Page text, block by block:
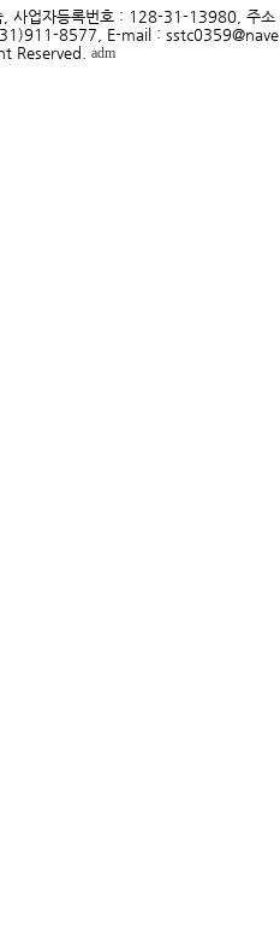
, 사업자등록번호 : 128-31-13980, 주
8577, E-mail :
Reserved. adm